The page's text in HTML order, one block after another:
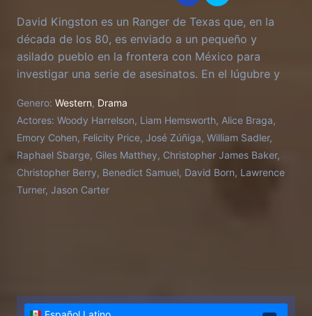
David Kingston es un Ranger de Texas que, en la
década de los 80, es enviado a un pequeño y
asilado pueblo en la frontera con México para
investigar una serie de asesinatos. En el lúgubre y
Brant, el predicador local, que tiene aterrorizados a
todos los habitantes de la zona, pues las historias
de muerte le siguen allá donde va. Entonces
Kingston comprenderá el vínculo que le une con
este peculiar hombre, y tendrá que debatirse entre
cumplir con la ley y su sed de venganza.
Genero: Western, Drama
Actores: Woody Harrelson, Liam Hemsworth, Alice Braga,
Emory Cohen, Felicity Price, José Zúñiga, William Sadler,
Raphael Sbarge, Giles Matthey, Christopher James Baker,
Christopher Berry, Benedict Samuel, David Born, Lawrence
Turner, Jason Carter